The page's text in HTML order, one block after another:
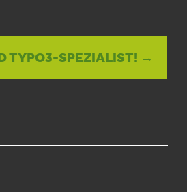
TYPO3-SPEZIALIST! →